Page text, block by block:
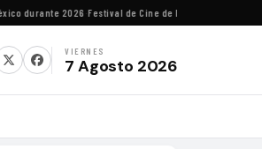
durante 2026·Festival de Cine de Lima homenajeará al
VIERNES
7 Agosto 2026